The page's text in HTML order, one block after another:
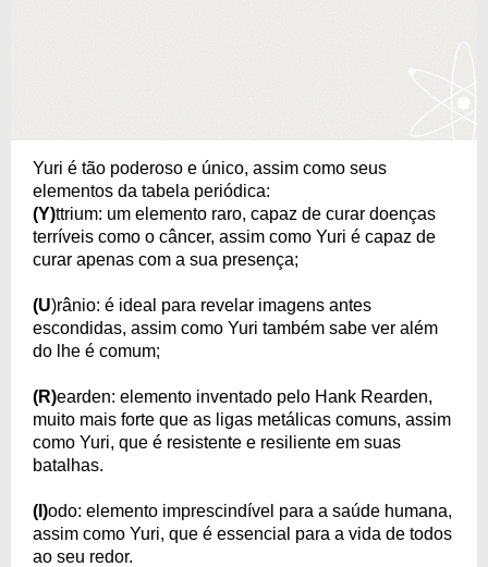
Yuri é tão poderoso e único, assim como seus
elementos da tabela periódica:
(Y)ttrium: um elemento raro, capaz de curar doenças
terríveis como o câncer, assim como Yuri é capaz de
curar apenas com a sua presença;
(U)rânio: é ideal para revelar imagens antes
escondidas, assim como Yuri também sabe ver além
do lhe é comum;
(R)earden: elemento inventado pelo Hank Rearden,
muito mais forte que as ligas metálicas comuns, assim
como Yuri, que é resistente e resiliente em suas
batalhas.
(I)odo: elemento imprescindível para a saúde humana,
assim como Yuri, que é essencial para a vida de todos
ao seu redor.